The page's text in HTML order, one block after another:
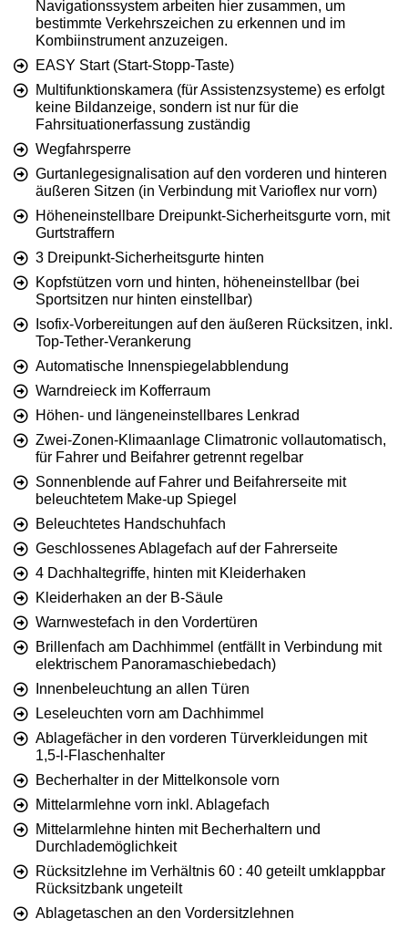
Navigationssystem arbeiten hier zusammen, um
bestimmte Verkehrszeichen zu erkennen und im
Kombiinstrument anzuzeigen.
EASY Start (Start-Stopp-Taste)
Multifunktionskamera (für Assistenzsysteme) es erfolgt
keine Bildanzeige, sondern ist nur für die
Fahrsituationerfassung zuständig
Wegfahrsperre
Gurtanlegesignalisation auf den vorderen und hinteren
äußeren Sitzen (in Verbindung mit Varioflex nur vorn)
Höheneinstellbare Dreipunkt-Sicherheitsgurte vorn, mit
Gurtstraffern
3 Dreipunkt-Sicherheitsgurte hinten
Kopfstützen vorn und hinten, höheneinstellbar (bei
Sportsitzen nur hinten einstellbar)
Isofix-Vorbereitungen auf den äußeren Rücksitzen, inkl.
Top-Tether-Verankerung
Automatische Innenspiegelabblendung
Warndreieck im Kofferraum
Höhen- und längeneinstellbares Lenkrad
Zwei-Zonen-Klimaanlage Climatronic vollautomatisch,
für Fahrer und Beifahrer getrennt regelbar
Sonnenblende auf Fahrer und Beifahrerseite mit
beleuchtetem Make-up Spiegel
Beleuchtetes Handschuhfach
Geschlossenes Ablagefach auf der Fahrerseite
4 Dachhaltegriffe, hinten mit Kleiderhaken
Kleiderhaken an der B-Säule
Warnwestefach in den Vordertüren
Brillenfach am Dachhimmel (entfällt in Verbindung mit
elektrischem Panoramaschiebedach)
Innenbeleuchtung an allen Türen
Leseleuchten vorn am Dachhimmel
Ablagefächer in den vorderen Türverkleidungen mit
1,5-l-Flaschenhalter
Becherhalter in der Mittelkonsole vorn
Mittelarmlehne vorn inkl. Ablagefach
Mittelarmlehne hinten mit Becherhaltern und
Durchlademöglichkeit
Rücksitzlehne im Verhältnis 60 : 40 geteilt umklappbar
Rücksitzbank ungeteilt
Ablagetaschen an den Vordersitzlehnen